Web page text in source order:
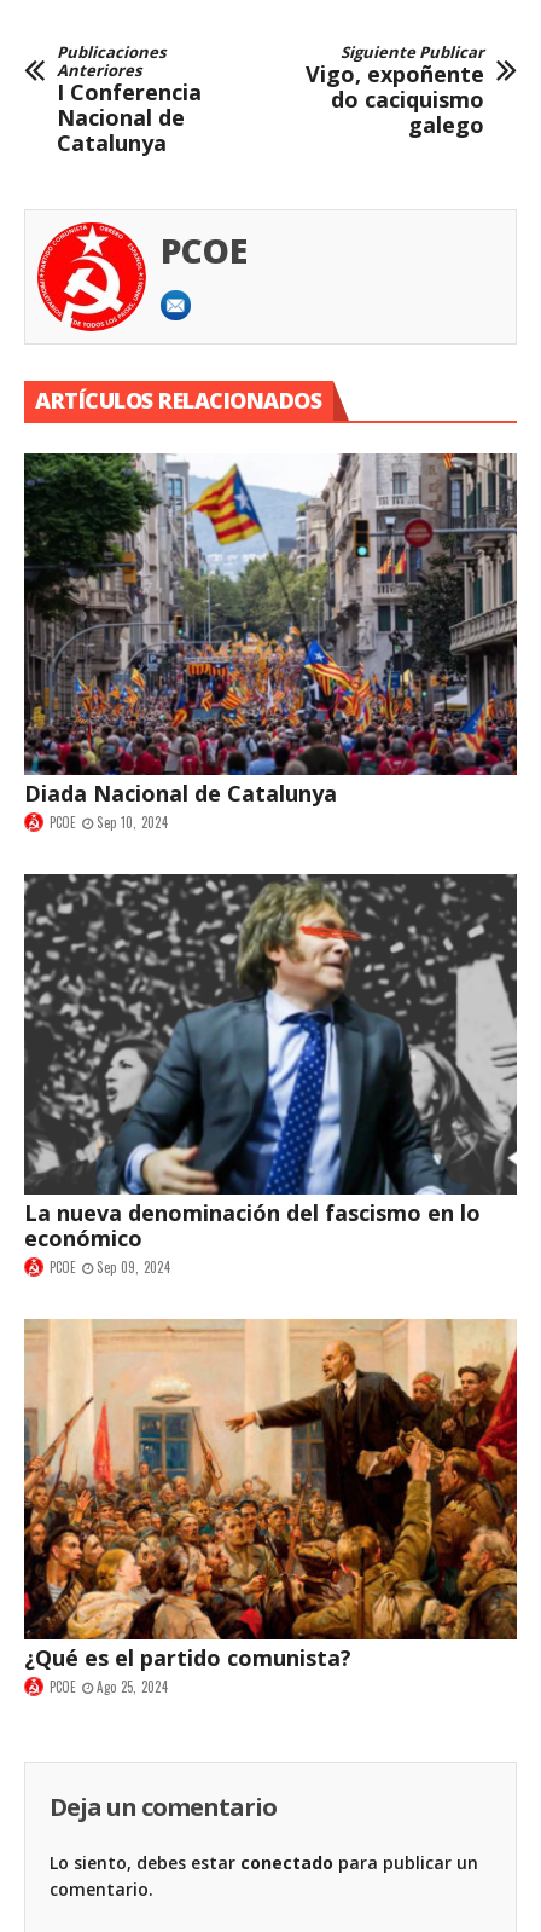
Publicaciones
Anteriores
I Conferencia
Nacional de
Catalunya
Siguiente Publicar
Vigo, expoñente
do caciquismo
galego
PCOE
ARTÍCULOS RELACIONADOS
Diada Nacional de Catalunya
PCOE Sep 10, 2024
La nueva denominación del fascismo en lo
económico
PCOE Sep 09, 2024
¿Qué es el partido comunista?
PCOE Ago 25, 2024
Deja un comentario
Lo siento, debes estar conectado para publicar un
comentario.